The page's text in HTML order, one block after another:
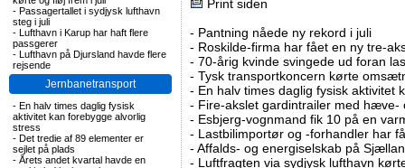
- Passagertallet i sydjysk lufthavn
steg i juli
- Lufthavn i Karup har haft flere
passgerer
- Lufthavn på Djursland havde flere
rejsende
Jernbanetransport
- En halv times daglig fysisk
aktivitet kan forebygge alvorlig
stress
- Det tredie af 89 elementer er
sejlet på plads
- Årets andet kvartal havde en
Print siden
- Pantning nåede ny rekord i juli
- Roskilde-firma har fået en ny tre-
- 70-årig kvinde svingede ud foran
- Tysk transportkoncern kørte
- En halv times daglig fysisk aktivitet
- Fire-akslet gardintrailer med hæve-
- Esbjerg-vognmand fik 10 på en
- Lastbilimportør og -forhandler har
- Affalds- og energiselskab på
- Luftfragten via sydjysk lufthavn